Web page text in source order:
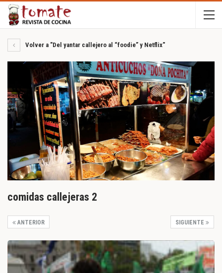
Volver a "Del yantar callejero al “foodie” y Netflix"
comidas callejeras 2
SIGUIENTE
ANTERIOR